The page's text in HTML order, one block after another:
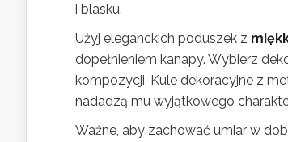
i blasku.
Użyj eleganckich poduszek z
dopełnieniem kanapy. Wybierz
kompozycji. Kule dekoracyjne z
nadadzą mu wyjątkowego
Ważne, aby zachować umiar w